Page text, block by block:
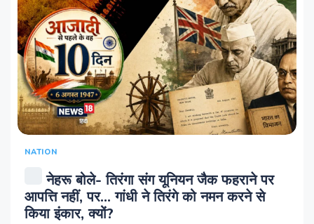
NATION
नेहरू बोले- तिरंगा संग यूनियन जैक फहराने पर
आपत्ति नहीं, पर… गांधी ने तिरंगे को नमन करने से
किया इंकार, क्‍यों?